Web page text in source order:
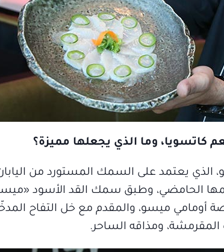
كاتسويا، وما الذي يجعلها مميزة؟
الذي يعتمد على السمك المستورد من
الحامضي، وطبق سمك القد الأسود
أومامي ميسو، والمقدم مع خل التفاح
المقرمشة، ومذاقه الساحر.